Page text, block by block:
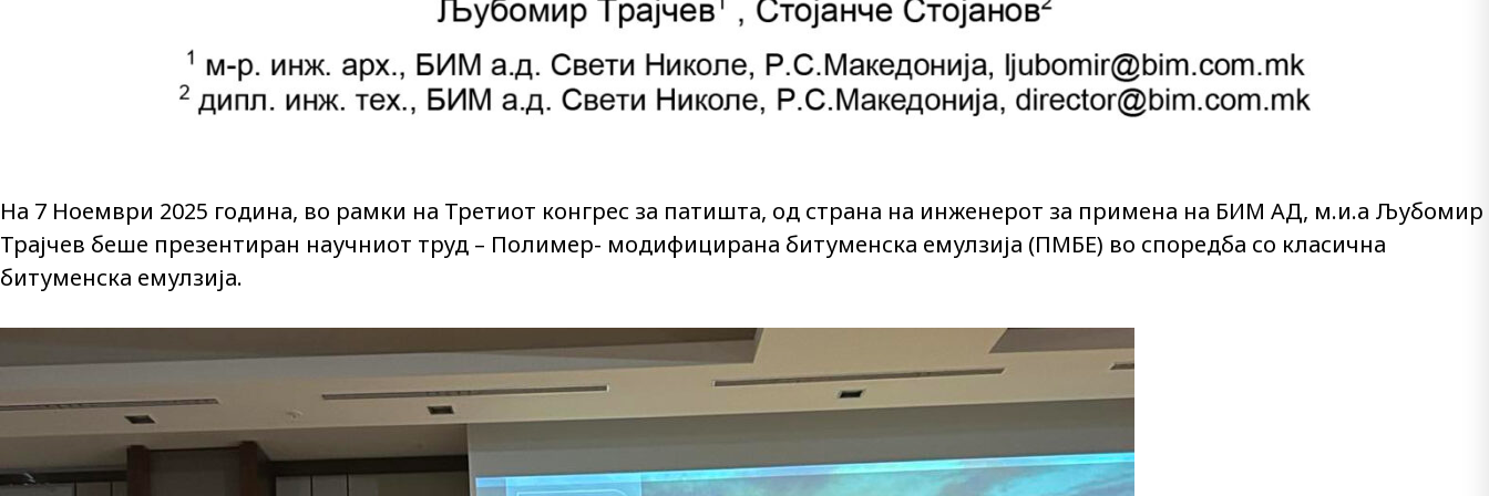
На 7 Ноември 2025 година, во рамки на Третиот конгрес за патишта, од страна на инженерот за примена на БИМ АД, м.и.а Љубомир
Трајчев беше презентиран научниот труд – Полимер- модифицирана битуменска емулзија (ПМБЕ) во споредба со класична
битуменска емулзија.